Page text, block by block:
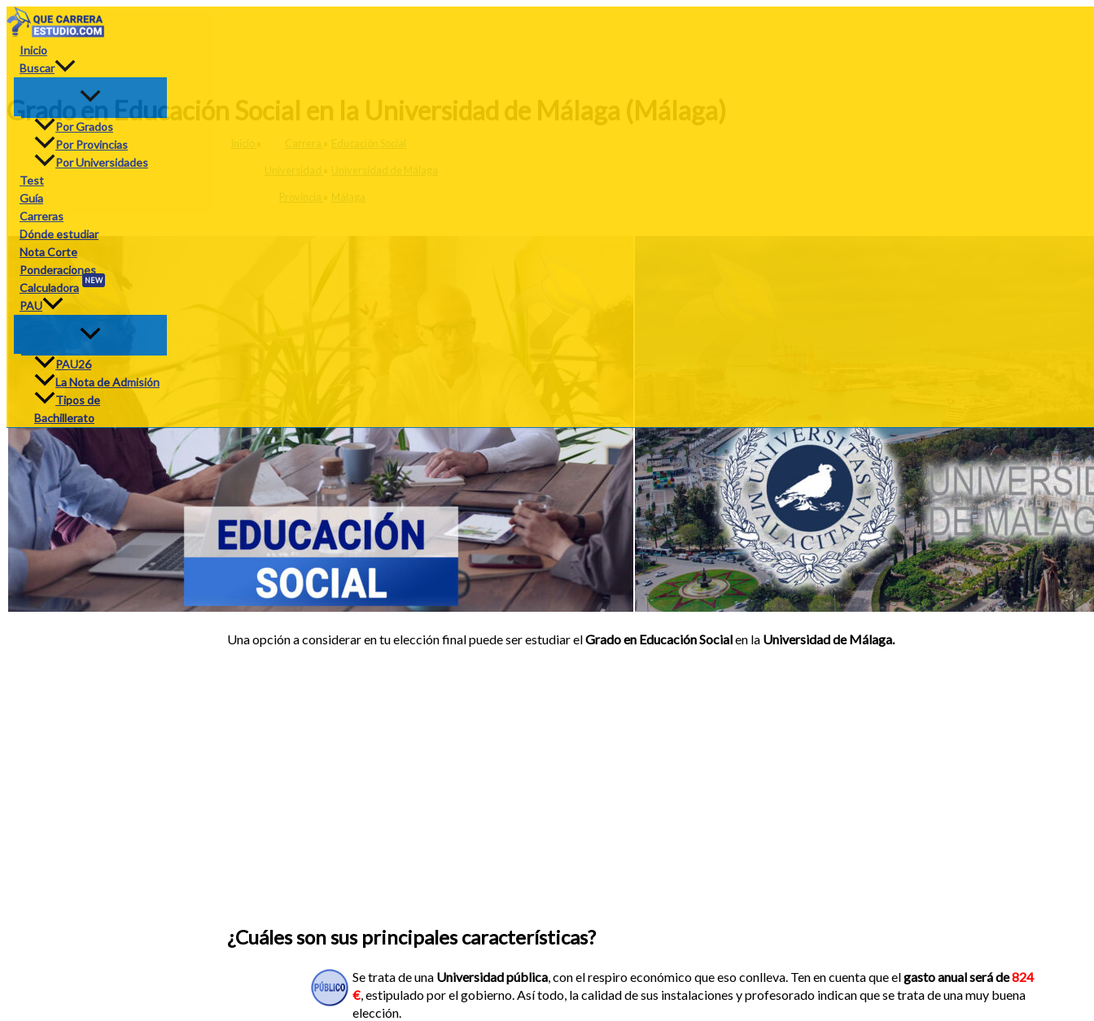
Ir
al
contenido
Inicio
Buscar
Por Grados
Por Provincias
Por Universidades
Test
Guía
Carreras
Dónde estudiar
Nota Corte
Ponderaciones
Calculadora
NEW
PAU
PAU26
La Nota de Admisión
Tipos de
Bachillerato
Grado en Educación Social en la Universidad de Málaga (Málaga)
Inicio Carrera Educación Social
Universidad Universidad de Málaga
Provincia Málaga
Una opción a considerar en tu elección final puede ser estudiar elGrado en Educación Socialen la Universidad de Málaga.
¿Cuáles son sus principales características?
Se trata de una Universidad pública , con el respiro económico que eso conlleva. Ten en cuenta que elgasto anual será de824
€ , estipulado por el gobierno. Así todo, la calidad de sus instalaciones y profesorado indican que se trata de una muy buena
elección.